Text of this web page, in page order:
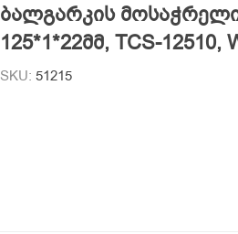
ბალგარკის
125*1*22მმ, TCS-12510,
SKU: 51215